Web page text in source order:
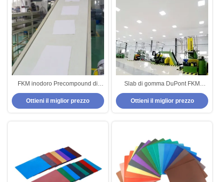
FKM inodoro Precompound di
gomma PER P595 per le
guarnizioni di gomma resistenti
dell'olio
Ottieni il miglior prezzo
Slab di gomma DuPont FKM
spessore 2 mm-8 mm per
guarnizioni per olio
Ottieni il miglior prezzo